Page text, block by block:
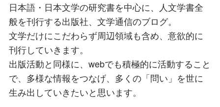
日本語・日本文学の研究書を中心に、人文学書全
般を刊行する出版社、文学通信のブログ。
文学だけにこだわらず周辺領域も含め、意欲的に
刊行していきます。
出版活動と同様に、webでも積極的に活動すること
で、多様な情報をつなげ、多くの「問い」を世に
生み出していきたいと思います。